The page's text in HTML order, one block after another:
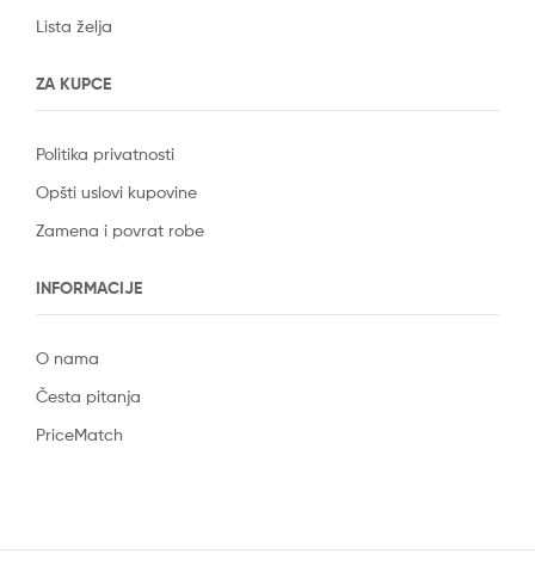
Lista želja
ZA KUPCE
Politika privatnosti
Opšti uslovi kupovine
Zamena i povrat robe
INFORMACIJE
O nama
Česta pitanja
PriceMatch